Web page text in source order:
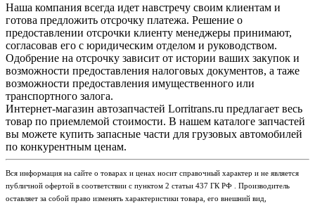
Наша компания всегда идет навстречу своим клиентам и
готова предложить отсрочку платежа. Решение о
предоставлении отсрочки клиенту менеджеры принимают,
согласовав его с юридическим отделом и руководством.
Одобрение на отсрочку зависит от истории ваших закупок и
возможности предоставления налоговых документов, а таже
возможности предоставления имущественного или
транспортного залога.
Интернет-магазин автозапчастей Lorritrans.ru предлагает весь
товар по приемлемой стоимости. В нашем каталоге запчастей
вы можете купить запасные части для грузовых автомобилей
по конкурентным ценам.
Вся информация на сайте о товарах и ценах носит справочный характер и не является
публичной офертой в соответствии с пунктом 2 статьи 437 ГК РФ . Производитель
оставляет за собой право изменять характеристики товара, его внешний вид,